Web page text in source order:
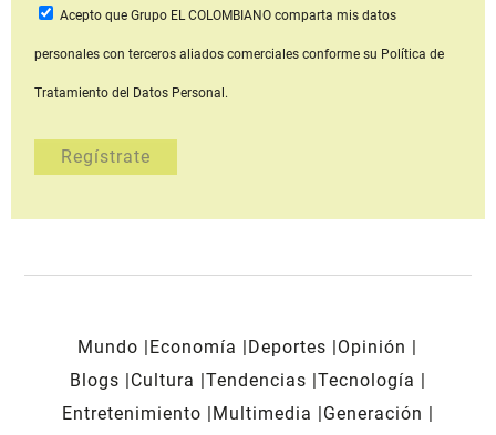
Acepto que Grupo EL COLOMBIANOcomparta mis datos
personales con terceros aliados comerciales conforme su Política de
Tratamiento del Datos Personal.
Mundo Economía Deportes
Opinión
Blogs
Cultura Tendencias Tecnología
Entretenimiento
Multimedia
Generación